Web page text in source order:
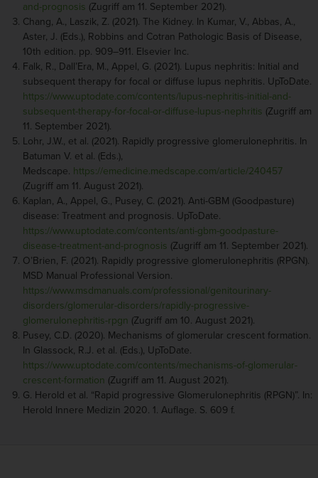
and-prognosis (Zugriff am 11. September 2021).
Chang, A., Laszik, Z. (2021). The Kidney. In Kumar, V., Abbas, A.,
Aster, J. (Eds.), Robbins and Cotran Pathologic Basis of Disease,
10th edition. pp. 909–911. Elsevier Inc.
Falk, R., Dall’Era, M., Appel, G. (2021). Lupus nephritis: Initial and
subsequent therapy for focal or diffuse lupus nephritis. UpToDate.
https://www.uptodate.com/contents/lupus-nephritis-initial-and-
subsequent-therapy-for-focal-or-diffuse-lupus-nephritis (Zugriff am
11. September 2021).
Lohr, J.W., et al. (2021). Rapidly progressive glomerulonephritis. In
Batuman V. et al. (Eds.),
Medscape. https://emedicine.medscape.com/article/240457
(Zugriff am 11. August 2021).
Kaplan, A., Appel, G., Pusey, C. (2021). Anti-GBM (Goodpasture)
disease: Treatment and prognosis. UpToDate.
https://www.uptodate.com/contents/anti-gbm-goodpasture-
disease-treatment-and-prognosis (Zugriff am 11. September 2021).
O’Brien, F. (2021). Rapidly progressive glomerulonephritis (RPGN).
MSD Manual Professional Version.
https://www.msdmanuals.com/professional/genitourinary-
disorders/glomerular-disorders/rapidly-progressive-
glomerulonephritis-rpgn (Zugriff am 10. August 2021).
Pusey, C.D. (2020). Mechanisms of glomerular crescent formation.
In Glassock, R.J. et al. (Eds.), UpToDate.
https://www.uptodate.com/contents/mechanisms-of-glomerular-
crescent-formation (Zugriff am 11. August 2021).
G. Herold et al. “Rapid progressive Glomerulonephritis (RPGN)”. In:
Herold Innere Medizin 2020. 1. Auflage. S. 609 f.